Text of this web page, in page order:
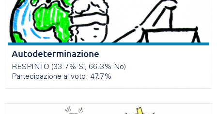
Autodeterminazione
RESPINTO (33.7% Sì, 66.3% No)
Partecipazione al voto: 47.7%